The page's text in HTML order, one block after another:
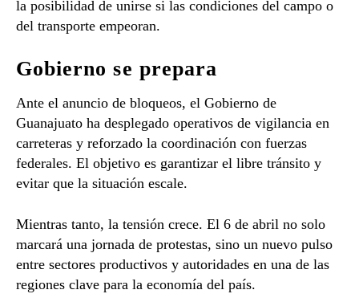
la posibilidad de unirse si las condiciones del campo o
del transporte empeoran.
Gobierno se prepara
Ante el anuncio de bloqueos, el Gobierno de
Guanajuato ha desplegado operativos de vigilancia en
carreteras y reforzado la coordinación con fuerzas
federales. El objetivo es garantizar el libre tránsito y
evitar que la situación escale.
Mientras tanto, la tensión crece. El 6 de abril no solo
marcará una jornada de protestas, sino un nuevo pulso
entre sectores productivos y autoridades en una de las
regiones clave para la economía del país.